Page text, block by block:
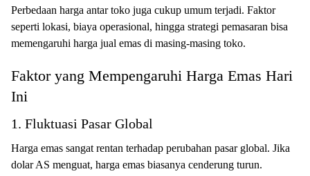
Perbedaan harga antar toko juga cukup umum terjadi. Faktor
seperti lokasi, biaya operasional, hingga strategi pemasaran bisa
memengaruhi harga jual emas di masing-masing toko.
Faktor yang Mempengaruhi Harga Emas Hari
Ini
1. Fluktuasi Pasar Global
Harga emas sangat rentan terhadap perubahan pasar global. Jika
dolar AS menguat, harga emas biasanya cenderung turun.